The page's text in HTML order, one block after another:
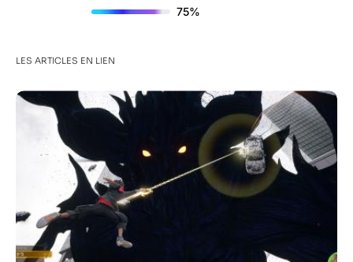
75%
LES ARTICLES EN LIEN